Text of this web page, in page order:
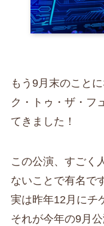
もう9月末のこと
ク・トゥ・ザ・フ
てきました！
この公演、すごく
ないことで有名で
実は昨年12月にチ
それが今年の9月